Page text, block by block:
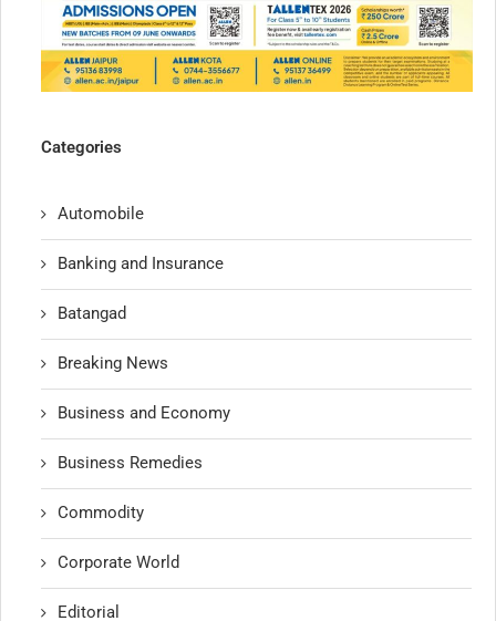
Categories
Automobile
Banking and Insurance
Batangad
Breaking News
Business and Economy
Business Remedies
Commodity
Corporate World
Editorial